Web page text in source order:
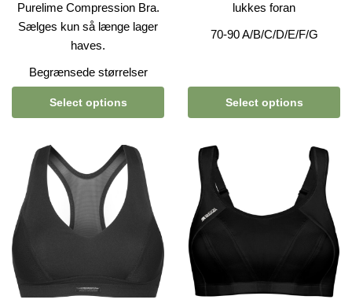
Purelime Compression Bra.
Sælges kun så længe lager
haves.
Begrænsede størrelser
Select options
lukkes foran
70-90 A/B/C/D/E/F/G
Select options